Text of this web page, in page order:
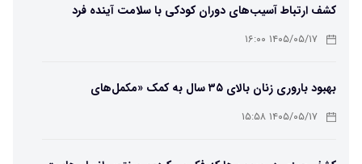
کشف ارتباط آسیب‌های دوران کودکی با سلامت آینده فرد
۱۴۰۵/۰۵/۱۷ ۱۶:۰۰
بهبود باروری زنان بالای ۳۵ سال به کمک «مکمل‌های
باکتریایی»
۱۴۰۵/۰۵/۱۷ ۱۵:۵۸